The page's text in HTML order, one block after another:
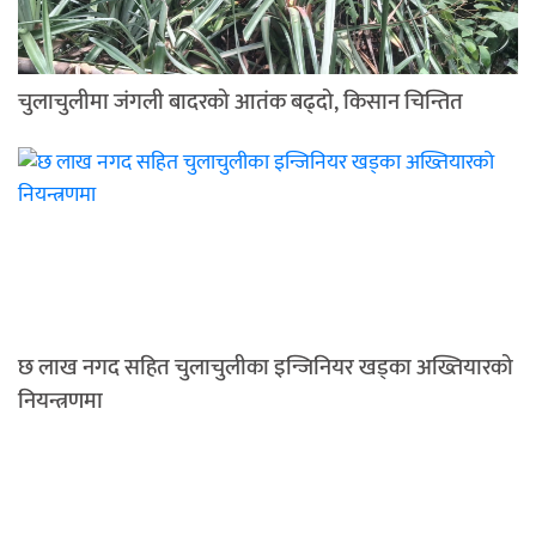
चुलाचुलीमा जंगली बादरको आतंक बढ्दो, किसान चिन्तित
छ लाख नगद सहित चुलाचुलीका इन्जिनियर खड्का अख्तियारको
नियन्त्रणमा